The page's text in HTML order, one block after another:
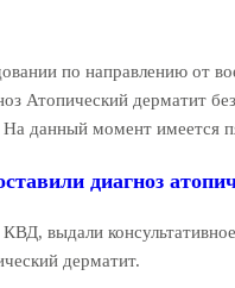
по направлению от
Атопический дерматит
данный момент имеется
диагноз
выдали
дерматит.